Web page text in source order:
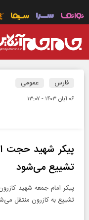
فارس عمومی
۰۶ آبان ۱۴۰۳ - ۱۳:۰۷
پیکر شهید حجت
تشییع می‌شود
پیکر امام جمعه شهید
تشییع به کازرون منتقل